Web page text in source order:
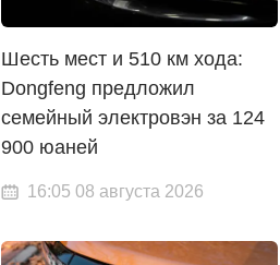
Шесть мест и 510 км хода:
Dongfeng предложил
семейный электровэн за 124
900 юаней
16:05 08 августа 2026